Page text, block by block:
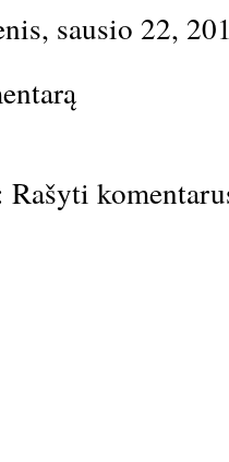
sausio 22,
Rašyti